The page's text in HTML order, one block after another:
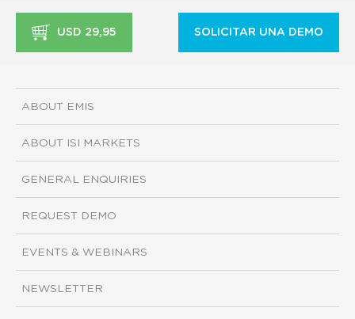
USD 29,95 SOLICITAR UNA DEMO
ABOUT EMIS
ABOUT ISI MARKETS
GENERAL ENQUIRIES
REQUEST DEMO
EVENTS & WEBINARS
NEWSLETTER